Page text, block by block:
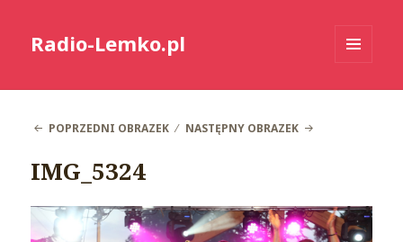
Radio-Lemko.pl
POPRZEDNI OBRAZEK
NASTĘPNY OBRAZEK
IMG_5324